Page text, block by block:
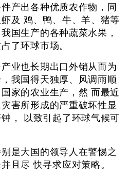
产出各种优质农作物，同
及 鸡、鸭、牛、羊、猪等
国生产的各种蔬菜水果，
了环球市场。
业也长期出口外销从而为
我国得天独厚、风调雨顺
家的农业生产，然 而最近
害所形成的严重破坏性显
， 以致引起了环球气候可
是大国的领导人在警惕之
且尽 快寻求应对策略。